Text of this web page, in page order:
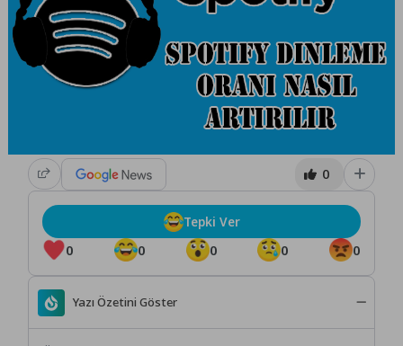
0
0 0 0 0 0
Tepki Ver
Yazı Özetini Göster